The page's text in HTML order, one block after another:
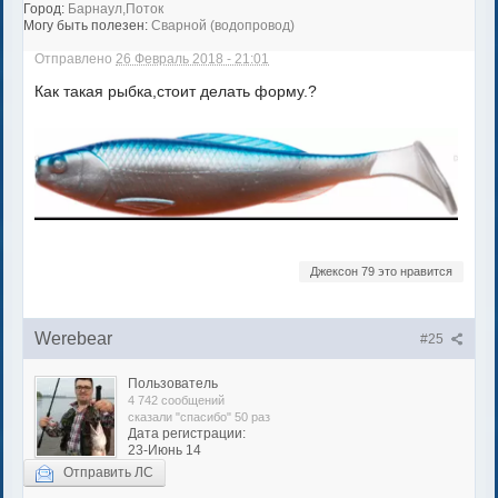
Город: Барнаул,Поток
Могу быть полезен: Сварной (водопровод)
Отправлено26 Февраль 2018 - 21:01
Как такая рыбка,стоит делать форму.?
Джексон 79 это нравится
#25
Werebear
Пользователь
4 742 сообщений
сказали "спасибо" 50 раз
Дата регистрации:
23-Июнь 14
Отправить ЛС